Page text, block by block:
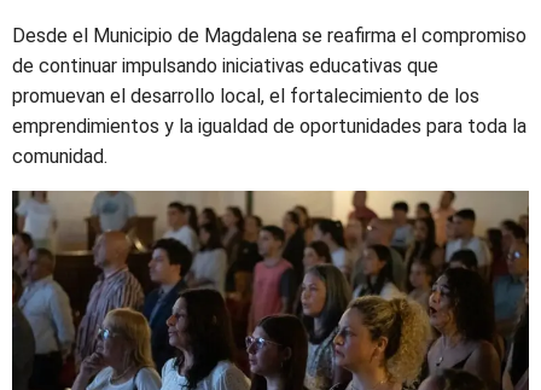
Desde el Municipio de Magdalena se reafirma el compromiso
de continuar impulsando iniciativas educativas que
promuevan el desarrollo local, el fortalecimiento de los
emprendimientos y la igualdad de oportunidades para toda la
comunidad.